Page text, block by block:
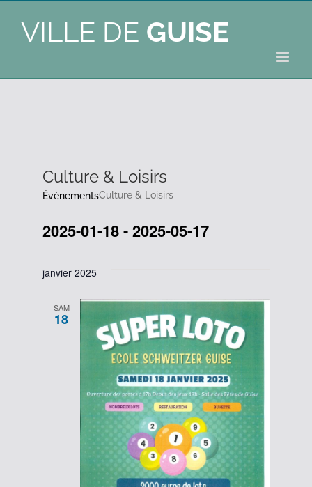
VILLE DE GUISE
Culture & Loisirs
ÉvènementsCulture & Loisirs
Évènements
2025-01-18 - 2025-05-17
date.
janvier 2025
SAM
18